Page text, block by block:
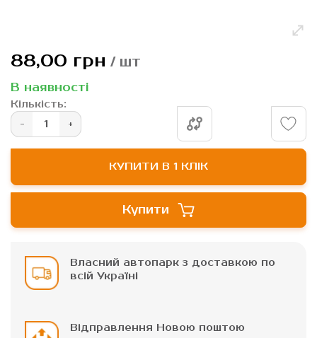
до
галереї
зображень
88,00 грн / шт
В наявності
Кількість:
Купити
КУПИТИ В 1 КЛІК
Власний автопарк з доставкою по
всій Україні
Відправлення Новою поштою